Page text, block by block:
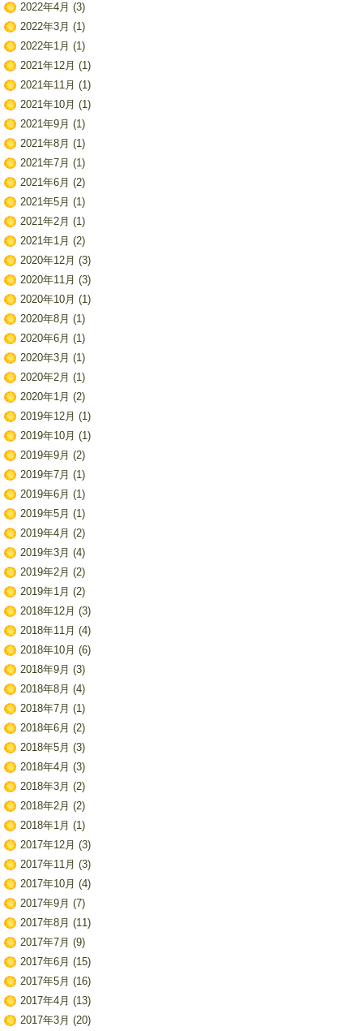
2022年4月 (3)
2022年3月 (1)
2022年1月 (1)
2021年12月 (1)
2021年11月 (1)
2021年10月 (1)
2021年9月 (1)
2021年8月 (1)
2021年7月 (1)
2021年6月 (2)
2021年5月 (1)
2021年2月 (1)
2021年1月 (2)
2020年12月 (3)
2020年11月 (3)
2020年10月 (1)
2020年8月 (1)
2020年6月 (1)
2020年3月 (1)
2020年2月 (1)
2020年1月 (2)
2019年12月 (1)
2019年10月 (1)
2019年9月 (2)
2019年7月 (1)
2019年6月 (1)
2019年5月 (1)
2019年4月 (2)
2019年3月 (4)
2019年2月 (2)
2019年1月 (2)
2018年12月 (3)
2018年11月 (4)
2018年10月 (6)
2018年9月 (3)
2018年8月 (4)
2018年7月 (1)
2018年6月 (2)
2018年5月 (3)
2018年4月 (3)
2018年3月 (2)
2018年2月 (2)
2018年1月 (1)
2017年12月 (3)
2017年11月 (3)
2017年10月 (4)
2017年9月 (7)
2017年8月 (11)
2017年7月 (9)
2017年6月 (15)
2017年5月 (16)
2017年4月 (13)
2017年3月 (20)